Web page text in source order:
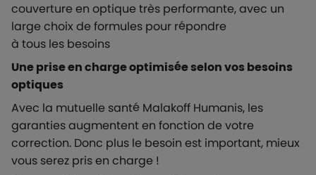
couverture en optique très performante, avec un
large choix de formules pour répondre
à tous les besoins
Une prise en charge optimisée selon vos besoins
optiques
Avec la mutuelle santé Malakoff Humanis, les
garanties augmentent en fonction de votre
correction. Donc plus le besoin est important, mieux
vous serez pris en charge !